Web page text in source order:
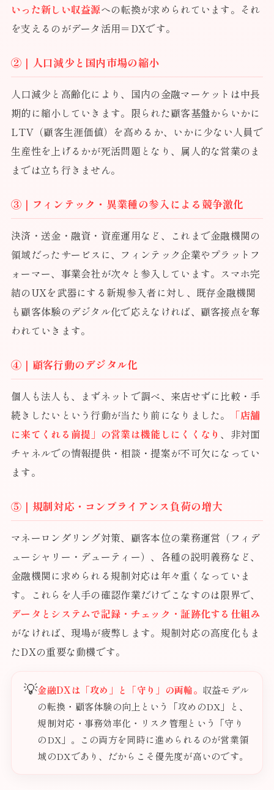
いった新しい収益源への転換が求められています。それ
を支えるのがデータ活用＝DXです。
②｜人口減少と国内市場の縮小
人口減少と高齢化により、国内の金融マーケットは中長
期的に縮小していきます。限られた顧客基盤からいかに
LTV（顧客生涯価値）を高めるか、いかに少ない人員で
生産性を上げるかが死活問題となり、属人的な営業のま
までは立ち行きません。
③｜フィンテック・異業種の参入による競争激化
決済・送金・融資・資産運用など、これまで金融機関の
領域だったサービスに、フィンテック企業やプラットフ
ォーマー、事業会社が次々と参入しています。スマホ完
結のUXを武器にする新規参入者に対し、既存金融機関
も顧客体験のデジタル化で応えなければ、顧客接点を奪
われていきます。
④｜顧客行動のデジタル化
個人も法人も、まずネットで調べ、来店せずに比較・手
続きしたいという行動が当たり前になりました。
「店舗
に来てくれる前提」の営業は機能しにくくなり 、非対面
チャネルでの情報提供・相談・提案が不可欠になってい
ます。
⑤｜規制対応・コンプライアンス負荷の増大
マネーロンダリング対策、顧客本位の業務運営（フィデ
ューシャリー・デューティー）、各種の説明義務など、
金融機関に求められる規制対応は年々重くなっていま
す。これらを人手の確認作業だけでこなすのは限界で、
データとシステムで記録・チェック・証跡化する仕組み
がなければ、現場が疲弊します。規制対応の高度化もま
たDXの重要な動機です。
💡金融DXは「攻め」と「守り」の両輪。 収益モデル
の転換・顧客体験の向上という「攻めのDX」と、
規制対応・事務効率化・リスク管理という「守り
のDX」。この両方を同時に進められるのが営業領
域のDXであり、だからこそ優先度が高いのです。